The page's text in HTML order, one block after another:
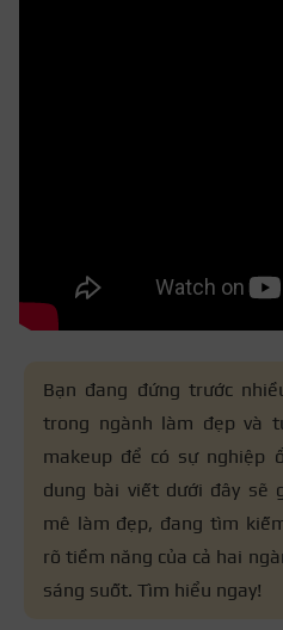
Bạn đang đứng trước
trong ngành làm đẹp và
makeup để có sự nghiệp
dung bài viết dưới đây sẽ
mê làm đẹp, đang tìm
rõ tiềm năng của cả hai
sáng suốt. Tìm hiểu ngay!